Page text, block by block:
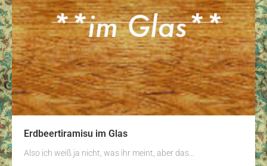
Erdbeertiramisu im Glas
Also ich weiß ja nicht, was ihr meint, aber das...